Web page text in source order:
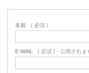
名前 ( 必須 )
E-MAIL ( 必須 ) - 公開されま